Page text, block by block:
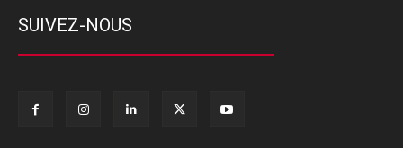
SUIVEZ-NOUS